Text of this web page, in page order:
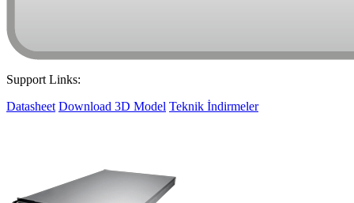
Support Links:
Datasheet Download 3D Model Teknik İndirmeler